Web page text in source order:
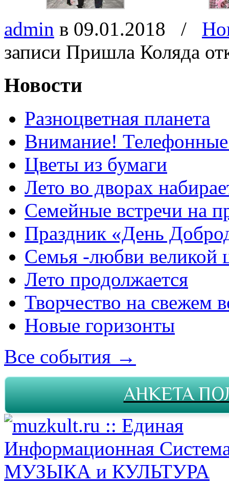
admin в 09.01.2018 /
записи Пришла Коляда
Новости
Разноцветная планета
Внимание!
Цветы из бумаги
Лето во дворах
Семейные встречи на
Праздник «День
Семья -любви великой
Лето продолжается
Творчество на свежем
Новые горизонты
Все события →
АНКЕТА